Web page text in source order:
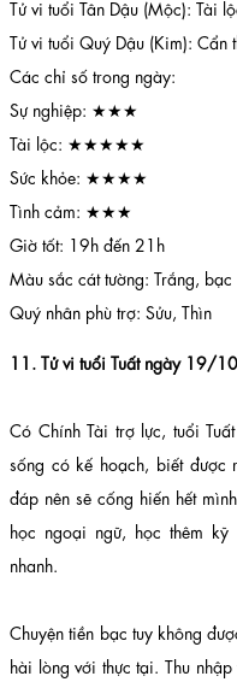
Tử vi tuổi Tân Dậu (Mộc): Tài
Tử vi tuổi Quý Dậu (Kim): Cẩn
Các chỉ số trong ngày:
Sự nghiệp: ★★★
Tài lộc: ★★★★★
Sức khỏe: ★★★★
Tình cảm: ★★★
Giờ tốt: 19h đến 21h
Màu sắc cát tường: Trắng, bạc
Quý nhân phù trợ: Sửu, Thìn
11. Tử vi tuổi Tuất ngày 19/
Có Chính Tài trợ lực, tuổi
sống có kế hoạch, biết được
đáp nên sẽ cống hiến hết
học ngoại ngữ, học thêm
nhanh.
Chuyện tiền bạc tuy không
hài lòng với thực tại. Thu